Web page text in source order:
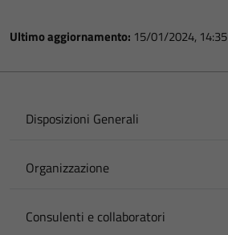
Ultimo aggiornamento: 15/01/2024, 14:35
Disposizioni Generali
Organizzazione
Consulenti e collaboratori